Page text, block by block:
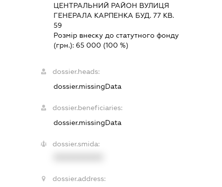
ЦЕНТРАЛЬНИЙ РАЙОН ВУЛИЦЯ
ГЕНЕРАЛА КАРПЕНКА БУД. 77 КВ.
59
Розмір внеску до статутного фонду
(грн.): 65 000 (100 %)
dossier.heads:
dossier.missingData
dossier.beneficiaries:
dossier.missingData
dossier.smida:
dossier.address: